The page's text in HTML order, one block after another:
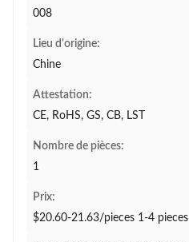
008
Lieu d'origine:
Chine
Attestation:
CE, RoHS, GS, CB, LST
Nombre de pièces:
1
Prix:
$20.60-21.63/pieces 1-4 pieces